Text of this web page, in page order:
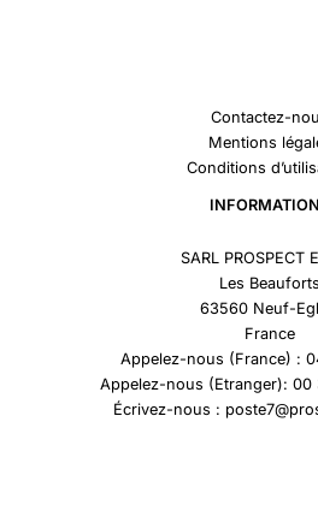
Contactez-
Mentions
Conditions
SARL PROSPECT
Les Beauforts
63560 Neuf-
France
Appelez-nous (France) :
Appelez-nous (Etranger):
Écrivez-nous :